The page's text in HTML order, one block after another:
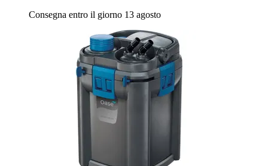
Consegna entro il giorno 13 agosto